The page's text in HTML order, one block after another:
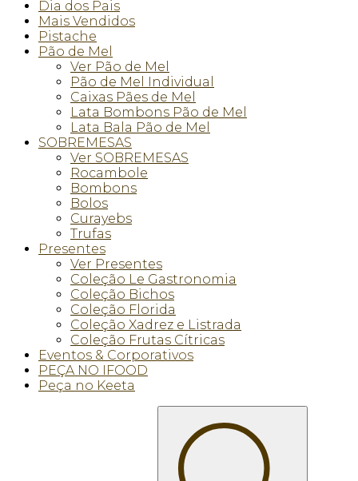
Dia dos Pais
Mais Vendidos
Pistache
Pão de Mel
Ver Pão de Mel
Pão de Mel Individual
Caixas Pães de Mel
Lata Bombons Pão de Mel
Lata Bala Pão de Mel
SOBREMESAS
Ver SOBREMESAS
Rocambole
Bombons
Bolos
Curayebs
Trufas
Presentes
Ver Presentes
Coleção Le Gastronomia
Coleção Bichos
Coleção Florida
Coleção Xadrez e Listrada
Coleção Frutas Cítricas
Eventos & Corporativos
PEÇA NO IFOOD
Peça no Keeta